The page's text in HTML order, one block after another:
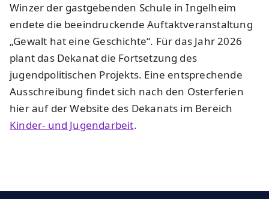
Winzer der gastgebenden Schule in Ingelheim
endete die beeindruckende Auftaktveranstaltung
„Gewalt hat eine Geschichte“. Für das Jahr 2026
plant das Dekanat die Fortsetzung des
jugendpolitischen Projekts. Eine entsprechende
Ausschreibung findet sich nach den Osterferien
hier auf der Website des Dekanats im Bereich
Kinder- und Jugendarbeit.